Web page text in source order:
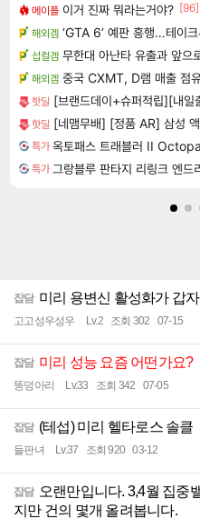
메이플 이거 진짜 뭐라는거야? [96]
해외겜 ‘GTA 6’ 예판 흥행…테이
섭컬겜 무한대 아난타 유출과 앞으
해외겜 중국 CXMT, D램 매출 점
핫딜 [브랜드데이+슈퍼적립][내일출발]듀오백 T-
핫딜 [네맴무배] [정품 AR] 삼성 액정보호
특가
특가
잡담 미리 용변신 활성화가 갑
고고성우성우 Lv.2 조회 302 07-15
잡담 미리 성능 요즘 어떤가요?
똥덩아리 Lv.33 조회 342 07-05
잡담 (테섭) 미리 헬타로스 솔클
들판녀 Lv.37 조회 920 03-12
잡담 오랜만입니다. 3,4월 집중
지만 건의 몇개 올려봅니다.